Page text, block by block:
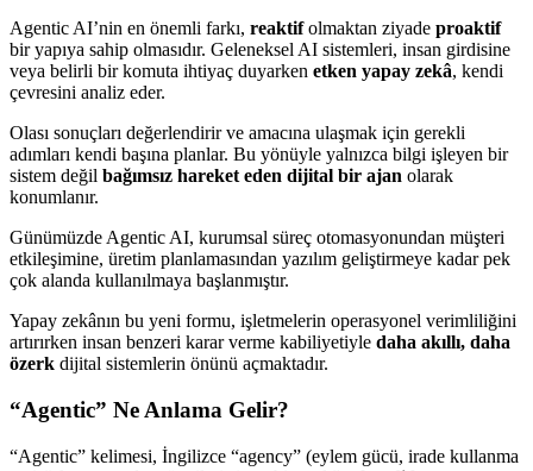
Agentic AI’nin en önemli farkı, reaktifolmaktan ziyade proaktif
bir yapıya sahip olmasıdır. Geleneksel AI sistemleri, insan girdisine
veya belirli bir komuta ihtiyaç duyarken etken yapay zekâ, kendi
çevresini analiz eder.
Olası sonuçları değerlendirir ve amacına ulaşmak için gerekli
adımları kendi başına planlar. Bu yönüyle yalnızca bilgi işleyen bir
sistem değil bağımsız hareket eden dijital bir ajan olarak
konumlanır.
Günümüzde Agentic AI, kurumsal süreç otomasyonundan müşteri
etkileşimine, üretim planlamasından yazılım geliştirmeye kadar pek
çok alanda kullanılmaya başlanmıştır.
Yapay zekânın bu yeni formu, işletmelerin operasyonel verimliliğini
artırırken insan benzeri karar verme kabiliyetiyle daha akıllı, daha
özerk dijital sistemlerin önünü açmaktadır.
“Agentic” Ne Anlama Gelir?
“Agentic” kelimesi, İngilizce “agency” (eylem gücü, irade kullanma